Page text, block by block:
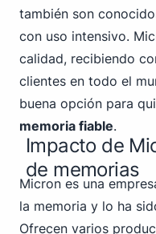
también son
con uso intensivo.
calidad, recibiendo
clientes en todo el
buena opción para
memoria fiable.
Impacto de
de memorias
Micron es una
la memoria y lo ha
Ofrecen varios